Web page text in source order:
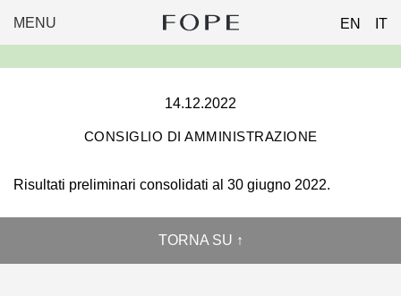
MENU
FOPE
GROUP
EN IT
14.12.2022
CONSIGLIO DI AMMINISTRAZIONE
Risultati preliminari consolidati al 30 giugno 2022.
TORNA SU ↑